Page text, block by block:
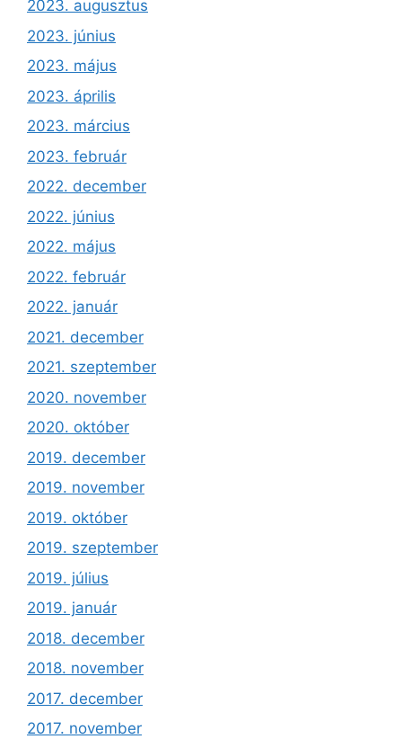
2023. augusztus
2023. június
2023. május
2023. április
2023. március
2023. február
2022. december
2022. június
2022. május
2022. február
2022. január
2021. december
2021. szeptember
2020. november
2020. október
2019. december
2019. november
2019. október
2019. szeptember
2019. július
2019. január
2018. december
2018. november
2017. december
2017. november